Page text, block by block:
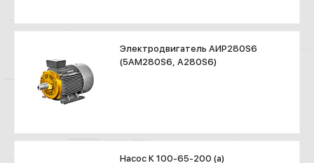
Электродвигатель АИР280S6
(5АМ280S6, А280S6)
Насос К 100-65-200 (а)